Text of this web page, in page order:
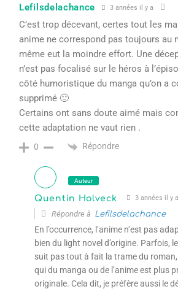
Lefilsdelachance 3 années il y a
C’est trop décevant, certes tout les
anime ne correspond pas toujours au
même eut la moindre effort. Une
n’est pas focalisé sur le héros à
côté humoristique du manga qu’on a
supprimé 🙁
Certains ont sans doute aimé mais
cette adaptation ne vaut rien .
0 Répondre
Auteur
Quentin Holveck 3 années il y a
Répondre à Lefilsdelachance
En l’occurrence, l’anime n’est pas
bien du light novel d’origine. Parfois,
suit pas tout à fait la trame du
qui du manga ou de l’anime est plus
originale. Cela dit, je préfère aussi le